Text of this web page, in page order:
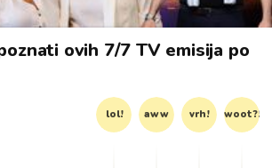
ovih 7/7 TV emisija po
lol! aww vrh! woot?!